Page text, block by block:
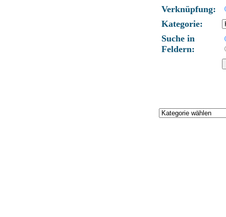
Verknüpfung:
Kategorie:
Suche in
Feldern: